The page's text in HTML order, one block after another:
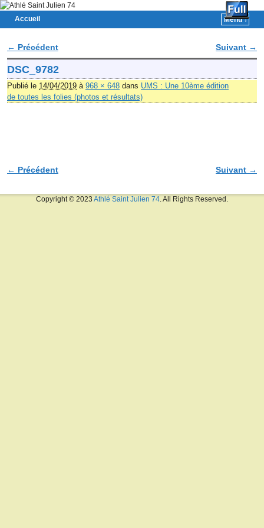
Accueil
Menu ↓
Navigation des images
← Précédent Suivant →
DSC_9782
Publié le 14/04/2019 à 968 × 648 dans UMS : Une 10ème édition
de toutes les folies (photos et résultats)
Navigation des images
← Précédent Suivant →
Copyright © 2023 Athlé Saint Julien 74 . All Rights Reserved.